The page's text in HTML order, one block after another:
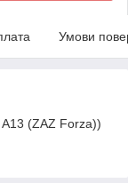
Умови
(ZAZ Forza))